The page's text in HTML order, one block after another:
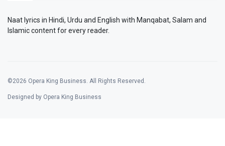
Naat lyrics in Hindi, Urdu and English with Manqabat, Salam and
Islamic content for every reader.
©2026 Opera King Business. All Rights Reserved.
Designed by Opera King Business